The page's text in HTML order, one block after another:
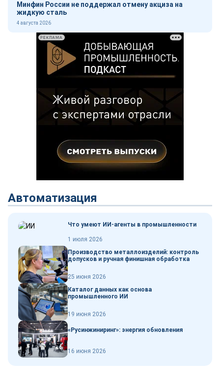
Минфин России не поддержал отмену акциза на
жидкую сталь
4 августа 2026
РЕКЛАМА
Автоматизация
Что умеют ИИ-агенты в промышленности
1 июля 2026
Производство металлоизделий: контроль
допусков и ручная финишная обработка
25 июня 2026
Каталог данных как основа
промышленного ИИ
19 июня 2026
«Русинжиниринг»: энергия обновления
16 июня 2026